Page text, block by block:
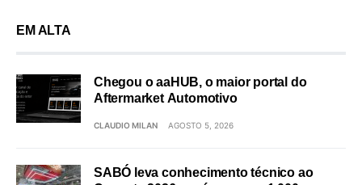
EM ALTA
Chegou o aaHUB, o maior portal do
Aftermarket Automotivo
CLAUDIO MILAN AGOSTO 5, 2026
SABÓ leva conhecimento técnico ao